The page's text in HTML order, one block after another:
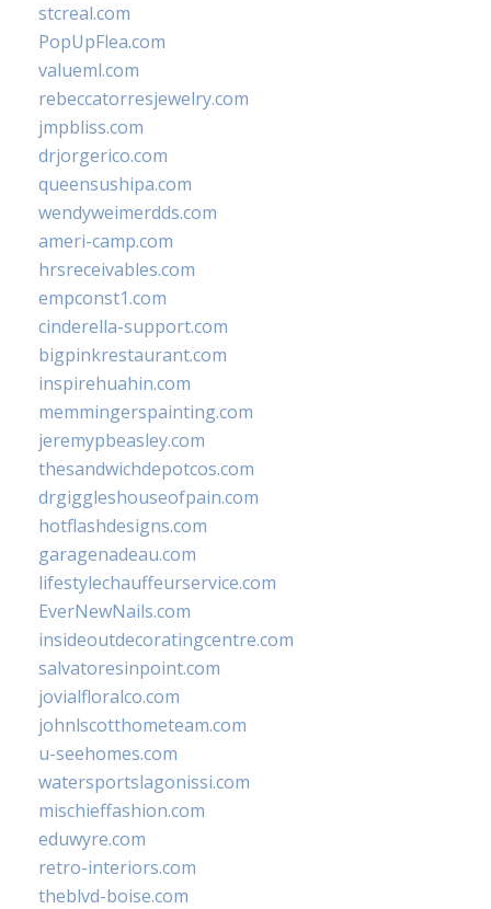
stcreal.com
PopUpFlea.com
valueml.com
rebeccatorresjewelry.com
jmpbliss.com
drjorgerico.com
queensushipa.com
wendyweimerdds.com
ameri-camp.com
hrsreceivables.com
empconst1.com
cinderella-support.com
bigpinkrestaurant.com
inspirehuahin.com
memmingerspainting.com
jeremypbeasley.com
thesandwichdepotcos.com
drgiggleshouseofpain.com
hotflashdesigns.com
garagenadeau.com
lifestylechauffeurservice.com
EverNewNails.com
insideoutdecoratingcentre.com
salvatoresinpoint.com
jovialfloralco.com
johnlscotthometeam.com
u-seehomes.com
watersportslagonissi.com
mischieffashion.com
eduwyre.com
retro-interiors.com
theblvd-boise.com